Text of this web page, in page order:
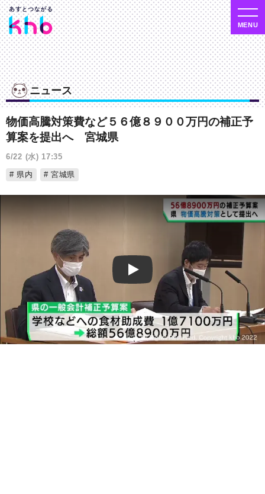
ニュース
物価高騰対策費など５６億８９００万円の補正予
算案を提出へ 宮城県
6/22 (水) 17:35
県内
宮城県
Play